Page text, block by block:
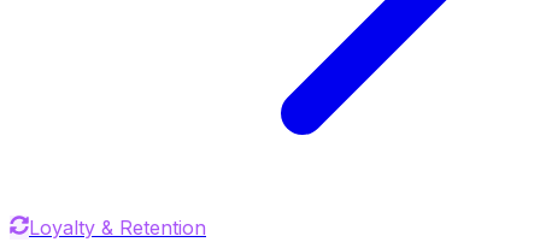
Loyalty & Retention